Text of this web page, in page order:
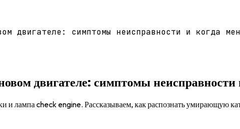
двигателе: симптомы неисправности и когда
двигателе: симптомы неисправности
и лампа check engine. Рассказываем, как распознать умирающую